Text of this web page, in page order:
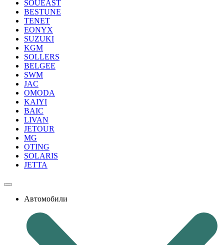
SOUEAST
BESTUNE
TENET
EONYX
SUZUKI
KGM
SOLLERS
BELGEE
SWM
JAC
OMODA
KAIYI
BAIC
LIVAN
JETOUR
MG
OTING
SOLARIS
JETTA
Автомобили